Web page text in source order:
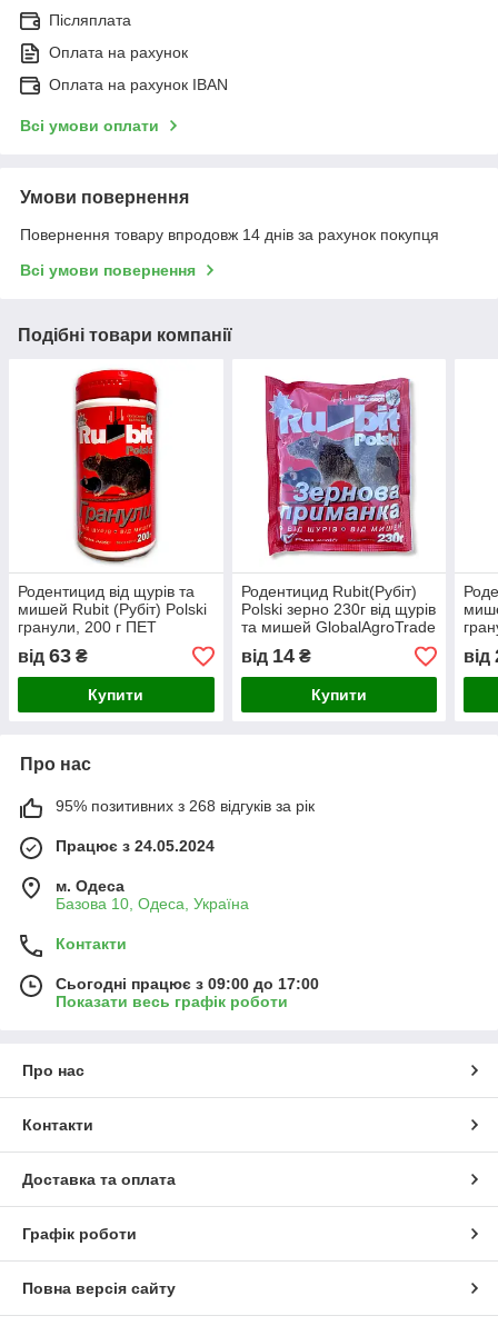
Післяплата
Оплата на рахунок
Оплата на рахунок IBAN
Всі умови оплати
Умови повернення
Повернення товару впродовж 14 днів за рахунок покупця
Всі умови повернення
Подібні товари компанії
Родентицид від щурів та
мишей Rubit (Рубіт) Polski
гранули, 200 г ПЕТ
від 63 ₴
Купити
Родентицид Rubit(Рубіт)
Polski зерно 230г від щурів
та мишей GlobalAgroTrade
для боротьби з гризунами
від 14₴
Купити
300
від
Про нас
95% позитивних з 268 відгуків за рік
Працює з 24.05.2024
м. Одеса
Базова 10, Одеса, Україна
Контакти
Сьогодні працює з 09:00 до 17:00
Показати весь графік роботи
Про нас
Контакти
Доставка та оплата
Графік роботи
Повна версія сайту